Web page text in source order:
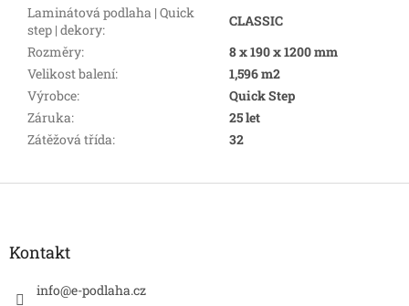
Laminátová podlaha | Quick
step | dekory:
CLASSIC
Rozměry:
8 x 190 x 1200 mm
Velikost balení:
1,596 m2
Výrobce:
Quick Step
Záruka:
25 let
Zátěžová třída: 32
Z
Kontakt
info@e-podlaha.cz